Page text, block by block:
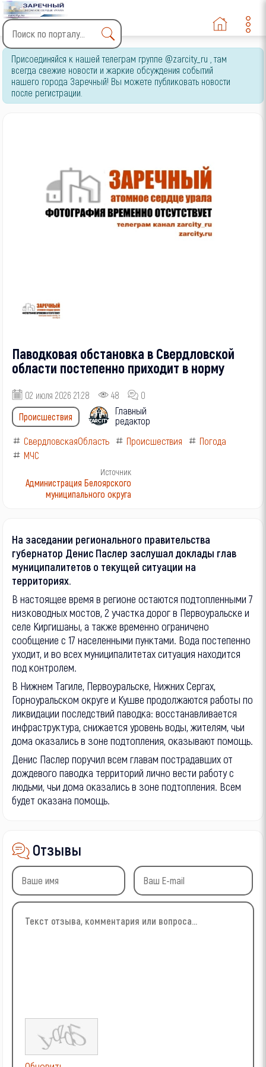
Type 2 or more characters
for results.
Присоединяйся к нашей телеграм группе @zarcity_ru , там
всегда свежие новости и жаркие обсуждения событий
нашего города Заречный! Вы можете публиковать новости
после регистрации.
Паводковая обстановка в Свердловской
области постепенно приходит в норму
02 июля 2026 21:28 48
0
Происшествия
Главный
редактор
СвердловскаяОбласть
Происшествия
Погода
МЧС
Источник
Администрация Белоярского
муниципального округа
На заседании регионального правительства
губернатор Денис Паслер заслушал доклады глав
муниципалитетов о текущей ситуации на
территориях.
В настоящее время в регионе остаются подтопленными 7
низководных мостов, 2 участка дорог в Первоуральске и
селе Киргишаны, а также временно ограничено
сообщение с 17 населенными пунктами. Вода постепенно
уходит, и во всех муниципалитетах ситуация находится
под контролем.
В Нижнем Тагиле, Первоуральске, Нижних Сергах,
Горноуральском округе и Кушве продолжаются работы по
ликвидации последствий паводка: восстанавливается
инфраструктура, снижается уровень воды, жителям, чьи
дома оказались в зоне подтопления, оказывают помощь.
Денис Паслер поручил всем главам пострадавших от
дождевого паводка территорий лично вести работу с
людьми, чьи дома оказались в зоне подтопления. Всем
будет оказана помощь.
Отзывы